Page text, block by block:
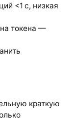
<1 с, низкая
токена —
краткую